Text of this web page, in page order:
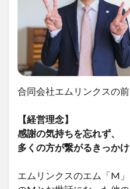
合同会社エムリンクスの前
【経営理念】
感謝の気持ちを忘れず、
多くの方が繋がるきっかけ
エムリンクスのエム「M